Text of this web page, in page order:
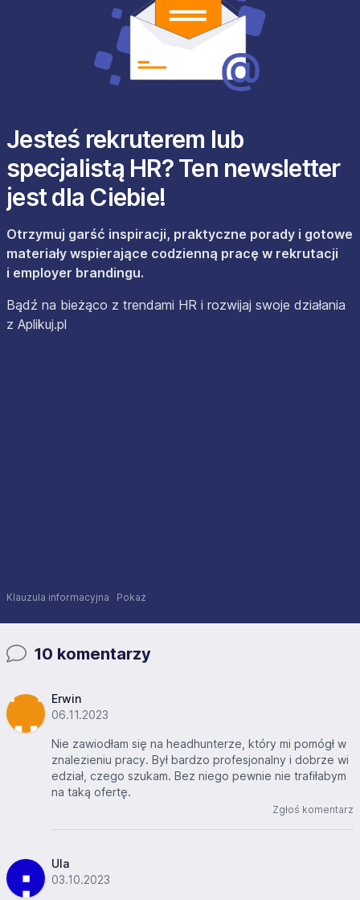
Jesteś rekruterem lub
specjalistą HR? Ten newsletter
jest dla Ciebie!
Otrzymuj garść inspiracji, praktyczne porady i gotowe
materiały wspierające codzienną pracę w rekrutacji
i employer brandingu.
Bądź na bieżąco z trendami HR i rozwijaj swoje działania
z Aplikuj.pl
Klauzula informacyjna Pokaż
10 komentarzy
Erwin
06.11.2023
Nie zawiodłam się na headhunterze, który mi pomógł w
znalezieniu pracy. Był bardzo profesjonalny i dobrze wi
edział, czego szukam. Bez niego pewnie nie trafiłabym
na taką ofertę.
Zgłoś komentarz
Ula
03.10.2023